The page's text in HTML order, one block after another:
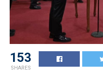
153
SHARES